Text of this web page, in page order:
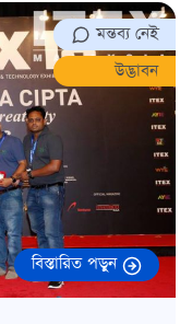
মন্তব্য নেই
উদ্ভাবন
বিস্তারিত পড়ুন